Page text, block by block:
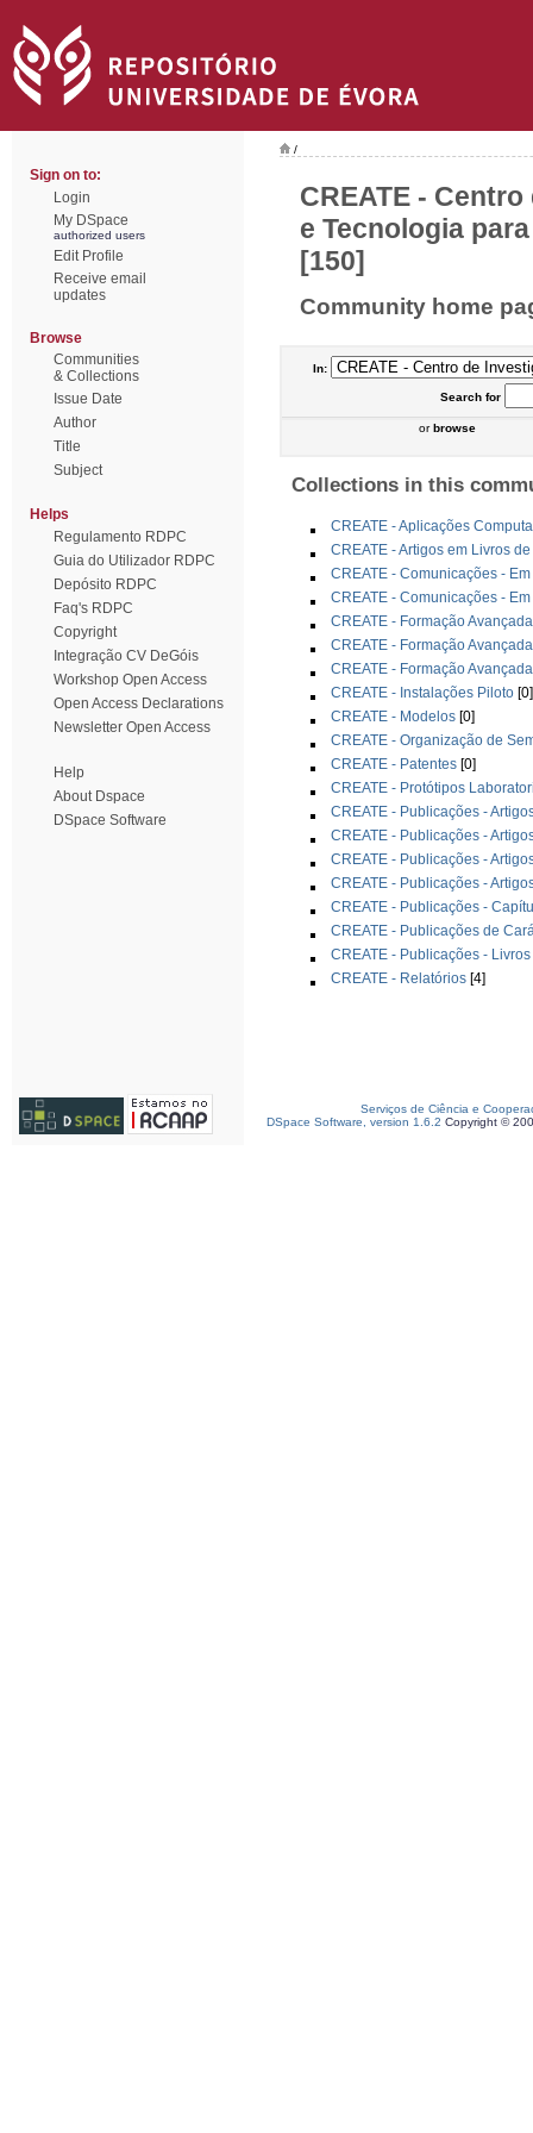
Sign on to:
Login
My DSpace
authorized users
Edit Profile
Receive email
updates
Browse
Communities
& Collections
Issue Date
Author
Title
Subject
Helps
Regulamento RDPC
Guia do Utilizador RDPC
Depósito RDPC
Faq's RDPC
Copyright
Integração CV DeGóis
Workshop Open Access
Open Access Declarations
Newsletter Open Access
Help
About Dspace
DSpace Software
/
CREATE -
e Tecnologia
[150]
Community home
In:
Searchfor
orbrowse
Collections in this
CREATE - Aplicações
CREATE - Artigos em Livros
CREATE - Comunicações -
CREATE - Comunicações -
CREATE - Formação
CREATE - Formação
CREATE - Formação
CREATE - Instalações Piloto [0]
CREATE - Modelos [0]
CREATE - Organização de
CREATE - Patentes [0]
CREATE - Protótipos
CREATE - Publicações -
CREATE - Publicações -
CREATE - Publicações -
CREATE - Publicações -
CREATE - Publicações -
CREATE - Publicações de
CREATE - Publicações - Livros
CREATE - Relatórios [4]
Serviços de Ciência e
DSpace Software, version 1.6.2 Copyright ©